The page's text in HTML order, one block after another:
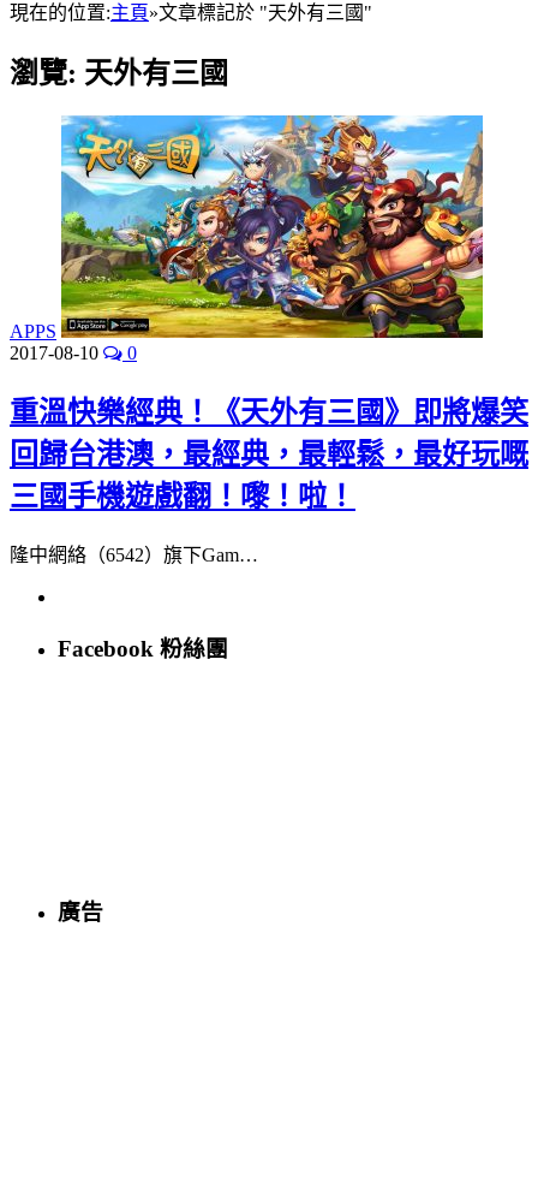
現在的位置:主頁»文章標記於 "天外有三國"
瀏覽: 天外有三國
APPS
2017-08-10
0
重溫快樂經典！《天外有三國》即將爆笑
回歸台港澳，最經典，最輕鬆，最好玩嘅
三國手機遊戲翻！嚟！啦！
隆中網絡（6542）旗下Gam…
Facebook 粉絲團
廣告